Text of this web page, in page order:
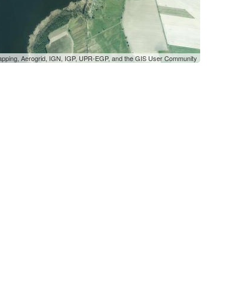
Aerogrid, IGN, IGP, UPR-EGP, and the GIS User Community